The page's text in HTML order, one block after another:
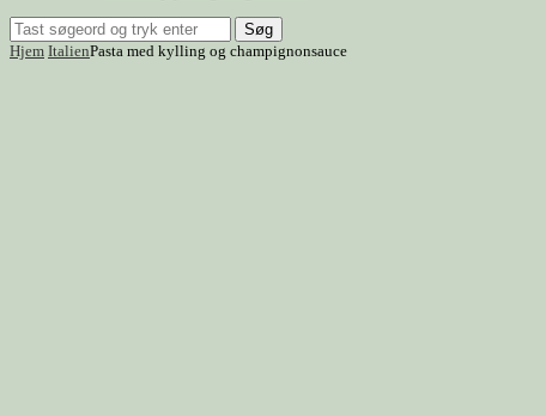
Søg
Hjem ItalienPasta med kylling og champignonsauce